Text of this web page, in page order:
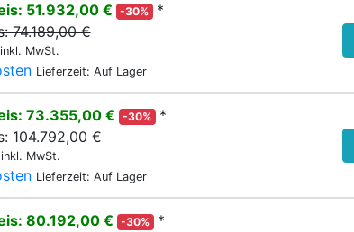
51.932,00 € -30%
*
74.189,00 €
MwSt.
Lieferzeit: Auf Lager
73.355,00 € -30%
*
104.792,00 €
MwSt.
Lieferzeit: Auf Lager
80.192,00 € -30%
*